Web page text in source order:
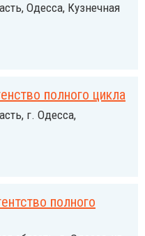
Одесса, Кузнечная
полного цикла
г. Одесса,
полного